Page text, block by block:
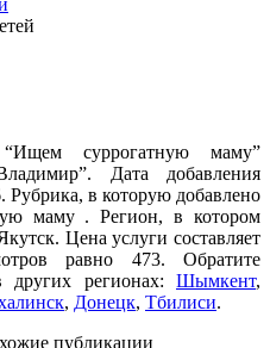
суррогатную маму”
Дата добавления
в которую добавлено
маму . Регион, в котором
Цена услуги составляет
равно 473. Обратите
регионах: Шымкент,
, Донецк, Тбилиси.
публикации